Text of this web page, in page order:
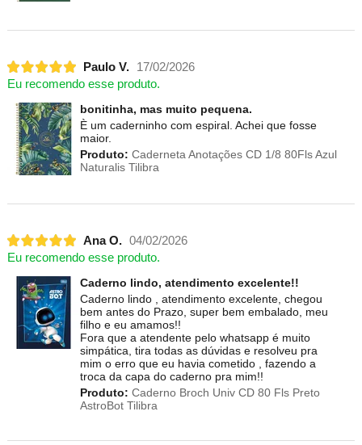
Paulo V.
17/02/2026
Eu recomendo esse produto.
bonitinha, mas muito pequena.
È um caderninho com espiral. Achei que fosse
maior.
Produto: Caderneta Anotações CD 1/8 80Fls Azul
Naturalis Tilibra
Ana O. 04/02/2026
Eu recomendo esse produto.
Caderno lindo, atendimento excelente!!
Caderno lindo , atendimento excelente, chegou
bem antes do Prazo, super bem embalado, meu
filho e eu amamos!!
Fora que a atendente pelo whatsapp é muito
simpática, tira todas as dúvidas e resolveu pra
mim o erro que eu havia cometido , fazendo a
troca da capa do caderno pra mim!!
Produto: Caderno Broch Univ CD 80 Fls Preto
AstroBot Tilibra